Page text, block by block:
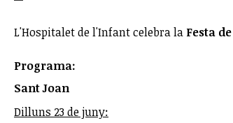
L'Hospitalet de l'Infant celebra la Festa
Programa:
Sant Joan
Dilluns 23 de juny: